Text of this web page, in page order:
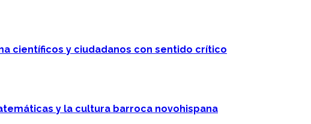
científicos y ciudadanos con sentido crítico
y la cultura barroca novohispana